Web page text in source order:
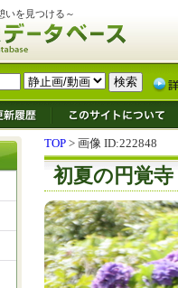
いを見つける～
TOP > 画像 ID:222848
初夏の円覚